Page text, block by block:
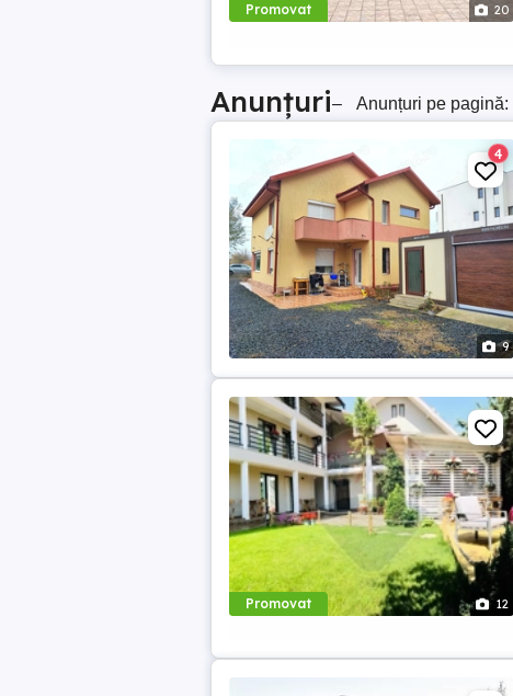
Promovat 20
Anunțuri– Anunțuri pe pagină:
9
4
Promovat 12